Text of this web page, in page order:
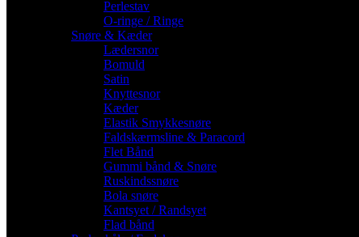
Perlestav
O-ringe / Ringe
Snøre & Kæder
Lædersnor
Bomuld
Satin
Knyttesnor
Kæder
Elastik Smykkesnøre
Faldskærmsline & Paracord
Flet Bånd
Gummi bånd & Snøre
Ruskindssnøre
Bola snøre
Kantsyet / Randsyet
Flad bånd